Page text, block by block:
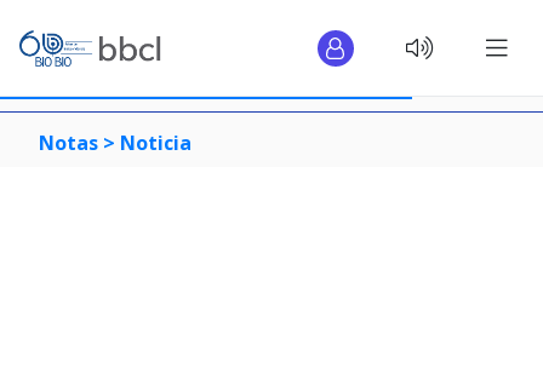
Notas > Noticia